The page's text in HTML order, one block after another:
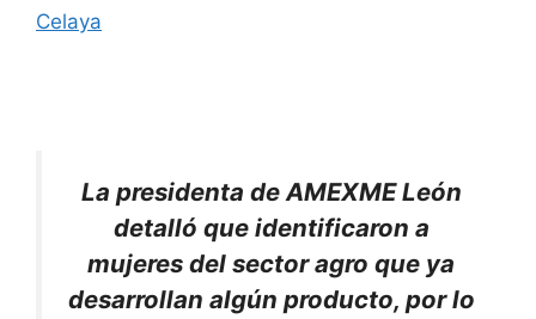
Celaya
La presidenta de AMEXME León
detalló que identificaron a
mujeres del sector agro que ya
desarrollan algún producto, por lo